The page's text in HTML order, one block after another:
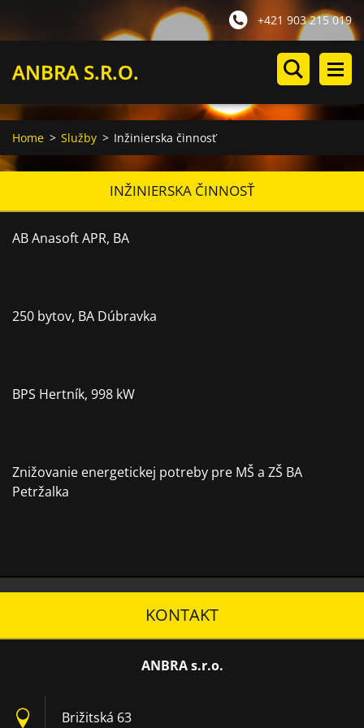
+421 903 215 019
ANBRA S.R.O.
Home > Služby > Inžinierska činnosť
INŽINIERSKA ČINNOSŤ
AB Anasoft APR, BA
250 bytov, BA Dúbravka
BPS Hertník, 998 kW
Znižovanie energetickej potreby pre MŠ a ZŠ BA
Petržalka
KONTAKT
ANBRA s.r.o.
Brižitská 63